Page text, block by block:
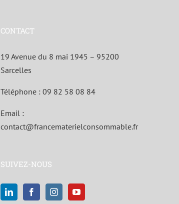
CONTACT
19 Avenue du 8 mai 1945 – 95200
Sarcelles
Téléphone : 09 82 58 08 84
Email :
contact@francematerielconsommable.fr
SUIVEZ-NOUS